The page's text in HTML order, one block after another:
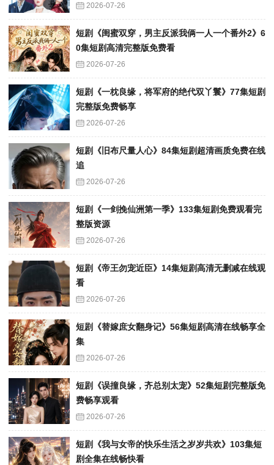
2026-07-26
短剧《闺蜜双穿，男主反派我俩一人一个番外2》6
0集短剧高清完整版免费看
2026-07-26
短剧《一枕良缘，将军府的绝代双丫鬟》77集短剧
完整版免费畅享
2026-07-26
短剧《旧布尺量人心》84集短剧超清画质免费在线
追
2026-07-26
短剧《一剑挽仙洲第一季》133集短剧免费观看完
整版资源
2026-07-26
短剧《帝王勿宠近臣》14集短剧高清无删减在线观
看
2026-07-26
短剧《替嫁庶女翻身记》56集短剧高清在线畅享全
集
2026-07-26
短剧《误撞良缘，齐总别太宠》52集短剧完整版免
费畅享观看
2026-07-26
短剧《我与女帝的快乐生活之岁岁共欢》103集短
剧全集在线畅快看